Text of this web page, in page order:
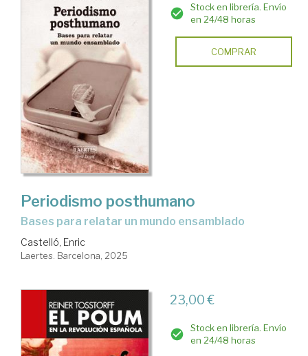
Stock en librería. Envío
en 24/48 horas
COMPRAR
Periodismo posthumano
Bases para relatar un mundo ensamblado
Castelló, Enric
Laertes. Barcelona, 2025
23,00 €
Stock en librería. Envío
en 24/48 horas